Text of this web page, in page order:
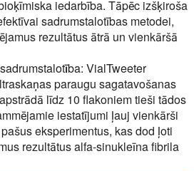
iedarbība. Tāpēc izšķiroša
sadrumstalotības metodei,
rezultātus ātrā un vienkāršā
VialTweeter
paraugu sagatavošanas
līdz 10 flakoniem tieši tādos
iestatījumi ļauj vienkārši
eksperimentus, kas dod ļoti
rezultātus alfa-sinukleīna fibrila